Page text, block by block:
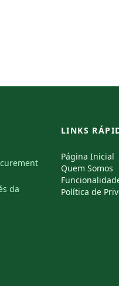
da
LINKS
Página Inicial
Quem Somos
Política de